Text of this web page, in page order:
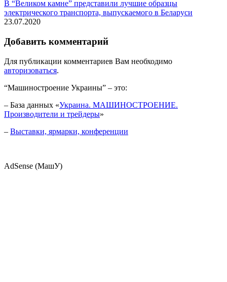
В “Великом камне” представили лучшие образцы
электрического транспорта, выпускаемого в Беларуси
23.07.2020
Добавить комментарий
Для публикации комментариев Вам необходимо
авторизоваться.
“Машиностроение Украины” – это:
– База данных «Украина. МАШИНОСТРОЕНИЕ.
Производители и трейдеры»
– Выставки, ярмарки, конференции
AdSense (МашУ)